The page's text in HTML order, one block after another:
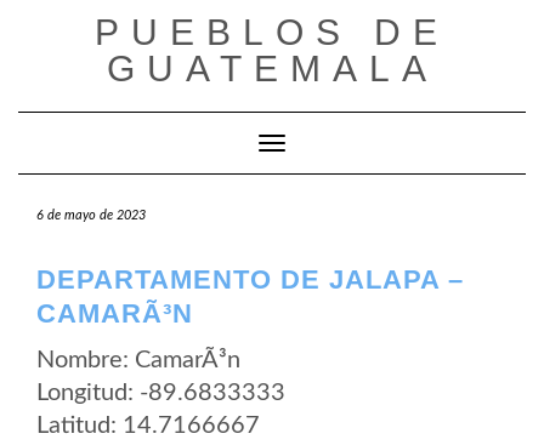
PUEBLOS DE
GUATEMALA
Cambiar modo de navegación
6 de mayo de 2023
DEPARTAMENTO DE JALAPA –
CAMARÃ³N
Nombre: CamarÃ³n
Longitud: -89.6833333
Latitud: 14.7166667